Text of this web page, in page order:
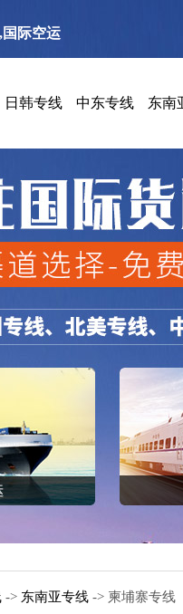
际空运
日韩专线 中东专线 东南
-> 东南亚专线 -> 柬埔寨专线